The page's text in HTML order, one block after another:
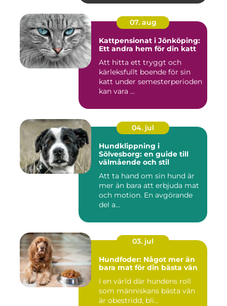
07. aug
Kattpensionat i Jönköping:
Ett andra hem för din katt
Att hitta ett tryggt och
kärleksfullt boende för sin
katt under semesterperioden
kan vara ...
04. jul
Hundklippning i
Sölvesborg: en guide till
välmående och stil
Att ta hand om sin hund är
mer än bara att erbjuda mat
och motion. En avgörande
del a...
03. jul
Hundfoder: Något mer än
bara mat för din bästa vän
I en värld där hundens roll
som människans bästa vän
är obestridd, bli...